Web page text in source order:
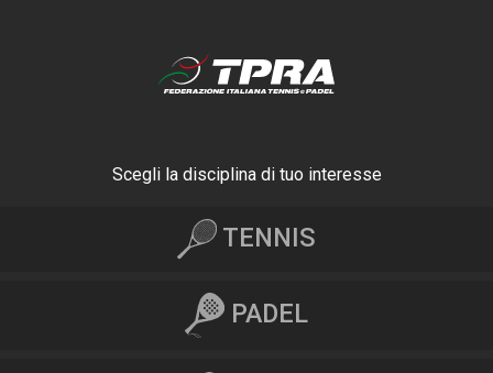
Scegli la disciplina di tuo interesse
TENNIS
PADEL